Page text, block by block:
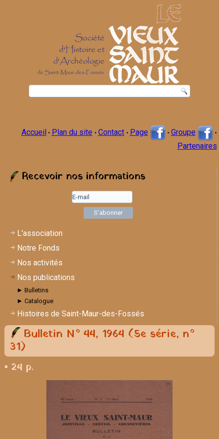
Accueil • Plan du site • Contact • Page • Groupe •
Partenaires
Recevoir nos informations
L'association
Notre Fonds
Nos activités
Nos publications
► Bulletins
► Catalogue
Histoires de Saint-Maur-des-Fossés
Bulletin N° 44, 1964 (5e série, n°
31)
▪ 24 p.